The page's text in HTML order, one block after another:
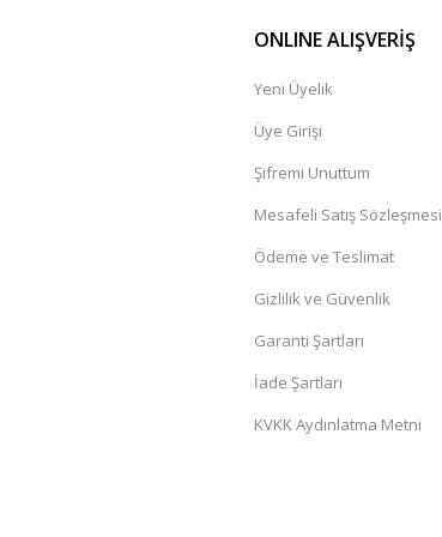
ONLINE ALIŞVERİŞ
Yeni Üyelik
Üye Girişi
Şifremi Unuttum
Mesafeli Satış Sözleşmesi
Ödeme ve Teslimat
Gizlilik ve Güvenlik
Garanti Şartları
İade Şartları
KVKK Aydınlatma Metni